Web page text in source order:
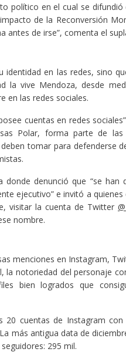
político en el cual se difundió
de la Reconversión
antes de irse”, comenta el
identidad en las redes, sino
la vive Mendoza, desde
en las redes sociales.
cuentas en redes
Polar, forma parte de las
tomar para defenderse
denunció que “se han
ejecutivo” e invitó a
visitar la cuenta de Twitter
nombre.
menciones en Instagram,
la notoriedad del personaje
bien logrados que
20 cuentas de Instagram
más antigua data de
295 mil.